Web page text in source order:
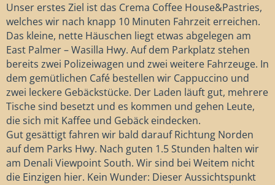
Unser erstes Ziel ist das Crema Coffee House&Pastries,
welches wir nach knapp 10 Minuten Fahrzeit erreichen.
Das kleine, nette Häuschen liegt etwas abgelegen am
East Palmer – Wasilla Hwy. Auf dem Parkplatz stehen
bereits zwei Polizeiwagen und zwei weitere Fahrzeuge. In
dem gemütlichen Café bestellen wir Cappuccino und
zwei leckere Gebäckstücke. Der Laden läuft gut, mehrere
Tische sind besetzt und es kommen und gehen Leute,
die sich mit Kaffee und Gebäck eindecken.
Gut gesättigt fahren wir bald darauf Richtung Norden
auf dem Parks Hwy. Nach guten 1.5 Stunden halten wir
am Denali Viewpoint South. Wir sind bei Weitem nicht
die Einzigen hier. Kein Wunder: Dieser Aussichtspunkt